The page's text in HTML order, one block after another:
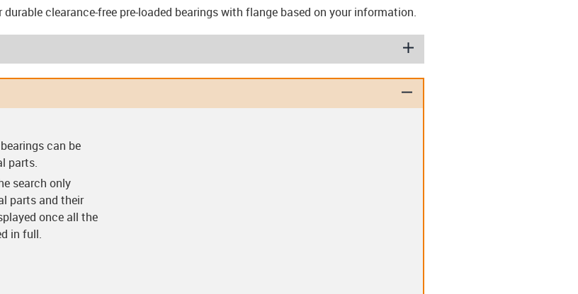
clearance-free pre-loaded bearings with flange based on your information.
igus-icon-plus
loaded bearings (VS)
Split bearings (Y)
igus-icon-minus
can be
parts.
search only
parts and their
once all the
in full.